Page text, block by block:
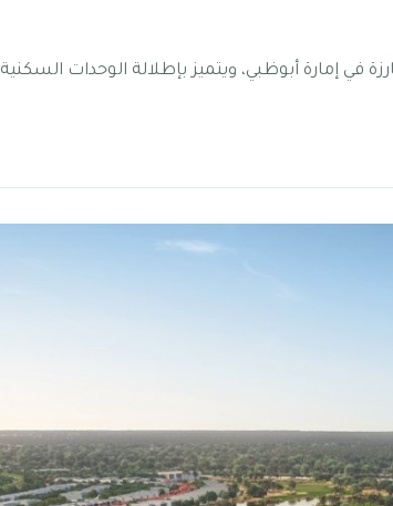
إمارة أبوظبي، ويتميز بإطلالة الوحدات السكنية